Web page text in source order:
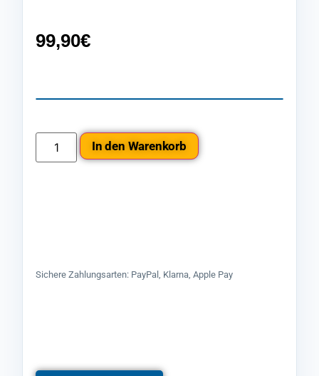
99,90€
In den Warenkorb
Sichere Zahlungsarten: PayPal, Klarna, Apple Pay